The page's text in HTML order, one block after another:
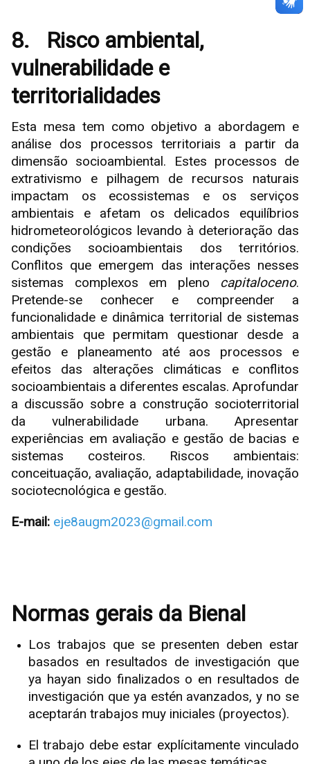
8. Risco ambiental,
vulnerabilidade e
territorialidades
Esta mesa tem como objetivo a abordagem e
análise dos processos territoriais a partir da
dimensão socioambiental. Estes processos de
extrativismo e pilhagem de recursos naturais
impactam os ecossistemas e os serviços
ambientais e afetam os delicados equilíbrios
hidrometeorológicos levando à deterioração das
condições socioambientais dos territórios.
Conflitos que emergem das interações nesses
sistemas complexos em pleno capitaloceno.
Pretende-se conhecer e compreender a
funcionalidade e dinâmica territorial de sistemas
ambientais que permitam questionar desde a
gestão e planeamento até aos processos e
efeitos das alterações climáticas e conflitos
socioambientais a diferentes escalas. Aprofundar
a discussão sobre a construção socioterritorial
da vulnerabilidade urbana. Apresentar
experiências em avaliação e gestão de bacias e
sistemas costeiros. Riscos ambientais:
conceituação, avaliação, adaptabilidade, inovação
sociotecnológica e gestão.
E-mail: eje8augm2023@gmail.com
Normas gerais da Bienal
Los trabajos que se presenten deben estar
basados ​​en resultados de investigación que
ya hayan sido finalizados o en resultados de
investigación que ya estén avanzados, y no se
aceptarán trabajos muy iniciales (proyectos).
El trabajo debe estar explícitamente vinculado